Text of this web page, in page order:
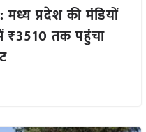
प्रदेश की मंडियों
₹3510 तक पहुंचा